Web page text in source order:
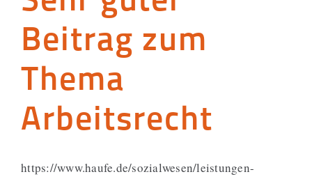
Beitrag zum
Thema
Arbeitsrecht
https://www.haufe.de/sozialwesen/leistungen-